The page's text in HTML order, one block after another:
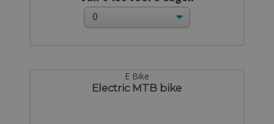
E Bike
Electric MTB bike